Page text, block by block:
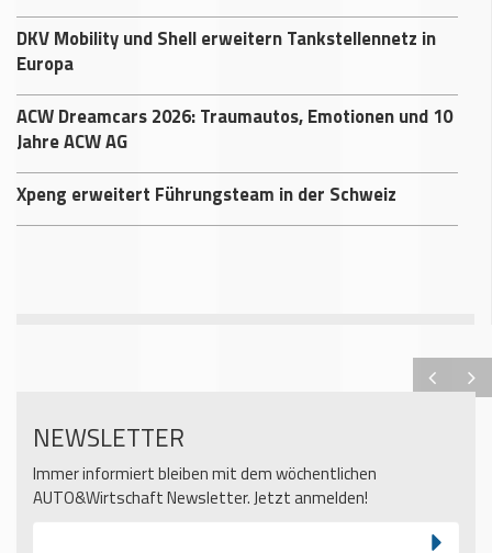
DKV Mobility und Shell erweitern Tankstellennetz in
Europa
ACW Dreamcars 2026: Traumautos, Emotionen und 10
Jahre ACW AG
Xpeng erweitert Führungsteam in der Schweiz
NEWSLETTER
Immer informiert bleiben mit dem wöchentlichen
AUTO&Wirtschaft Newsletter. Jetzt anmelden!